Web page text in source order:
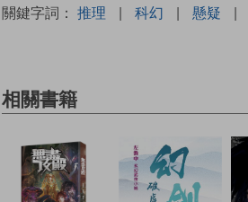
關鍵字詞： 推理 | 科幻 | 懸疑 |
相關書籍